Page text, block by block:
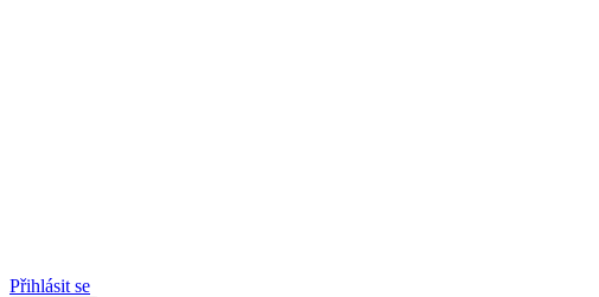
Přihlásit se